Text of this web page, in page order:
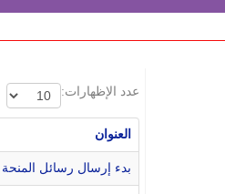
عدد الإظهارات:
العنوان
بدء إرسال رسائل المنحة القطرية 100 دولار وتفعيل